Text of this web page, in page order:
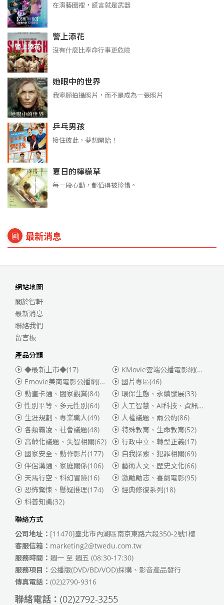
在演藝圈裡，謊言就是武器
警上添花
沒有什麼比奉命行事更危險
她眼中的世界
我寧願拍攝照片，而不是成為一張照片
乒乓男孩
接住彼此，夢想開始！
夏日的檸檬草
每一段心動，都值得被珍惜。
最新消息
網站地圖
關於智軒
最新消息
聯絡我們
留言板
產品分類
◆最新上市◆(17)
KMovie雲端公播電影網(迪士尼、福斯、索尼)
Emovie美商電影公播網(華納)
(186)
國片專區(46)
動畫卡通、闔家觀賞(84) 環保生態、永續發展(33)
性別平等、多元性別(64) 人工智慧、AI科技、資訊安全
生涯規劃、專業職人(49) 人權議題、兩公約(86)
各類霸凌、社會議題(48) 特殊教育、生命教育(52)
高齡化議題、失智相關(62) 行政中立、轉型正義(17)
國家安全、動作影片(177) 自我探索、犯罪相關(69)
伴侶溝通、家庭關係(106) 藝術人文、歷史文化(66)
天馬行空、科幻冒險(16) 激勵勵志、喜劇電影(95)
恐怖驚悚、懸疑推理(174) 經典修復系列(18)
科普知識(32)
聯絡方式
公司地址： [11470]臺北市內湖區南京東路六段350-2號1樓
客服信箱： marketing2@twedu.com.tw
服務時間： 週一 至 週五 (08:30-17:30)
服務項目： 公播版(DVD/BD/VOD)採購、影音產品發行
傳真電話： (02)2790-9316
聯絡電話： (02)2792-3255